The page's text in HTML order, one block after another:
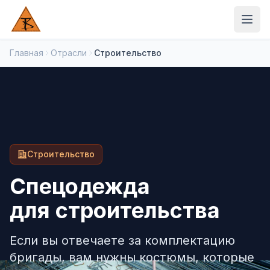
Материалы
Отрасли
КОМПАНИЯ
О компании
Главная Отрасли Строительство
Строительство
Спецодежда
для строительства
Если вы отвечаете за комплектацию
бригады, вам нужны костюмы, которые